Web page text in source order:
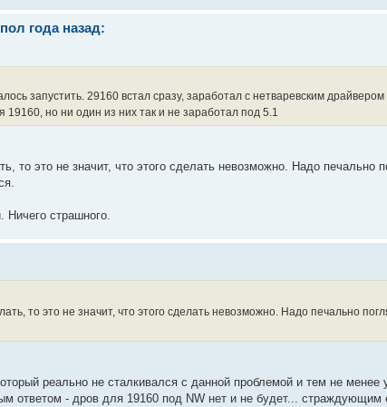
года назад:
запустить. 29160 встал сразу, заработал с нетваревским
19160, но ни один из них так и не заработал под 5.1
то это не значит, что этого сделать невозможно. Надо печально
Ничего страшного.
то это не значит, что этого сделать невозможно. Надо печально
реально не сталкивался с данной проблемой и тем не
ответом - дров для 19160 под NW нет и не будет...